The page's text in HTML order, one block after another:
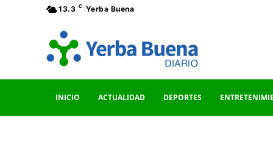
13.3 C Yerba Buena
INICIO ACTUALIDAD DEPORTES